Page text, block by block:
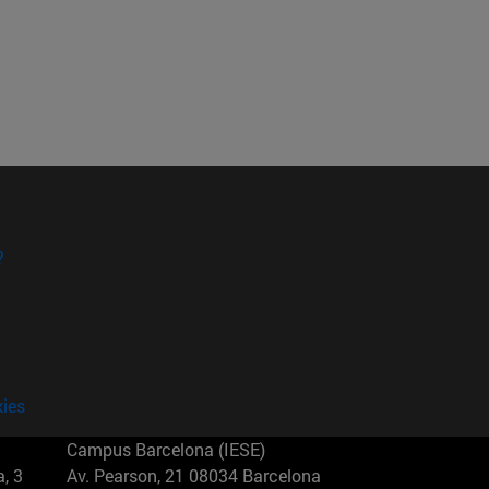
3
Campus Barcelona (IESE)
Av. Pearson, 21 08034 Barcelona